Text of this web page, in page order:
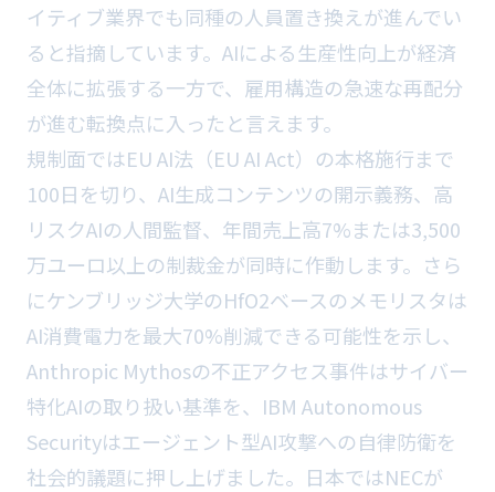
イティブ業界でも同種の人員置き換えが進んでい
ると指摘しています。AIによる生産性向上が経済
全体に拡張する一方で、雇用構造の急速な再配分
が進む転換点に入ったと言えます。
規制面ではEU AI法（EU AI Act）の本格施行まで
100日を切り、AI生成コンテンツの開示義務、高
リスクAIの人間監督、年間売上高7%または3,500
万ユーロ以上の制裁金が同時に作動します。さら
にケンブリッジ大学のHfO2ベースのメモリスタは
AI消費電力を最大70%削減できる可能性を示し、
Anthropic Mythosの不正アクセス事件はサイバー
特化AIの取り扱い基準を、IBM Autonomous
Securityはエージェント型AI攻撃への自律防衛を
社会的議題に押し上げました。日本ではNECが